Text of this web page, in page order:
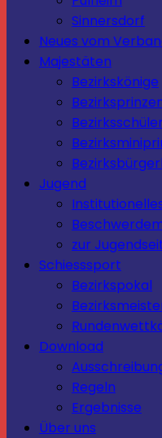
Sinnersdorf
Neues vom
Majestäten
Bezirkskönige
Jugend
zur
Schiesssport
Bezirkspokal
Download
Regeln
Ergebnisse
Über uns